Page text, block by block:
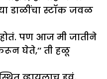
डाळींचा स्टॉक जवळ
होतं. पण आज मी जातीने
घेते,’’ ती हळू